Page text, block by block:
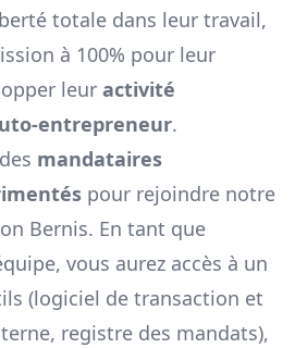
totale dans leur travail,
à 100% pour leur
leur activité
entrepreneur.
mandataires
pour rejoindre notre
Bernis. En tant que
vous aurez accès à un
(logiciel de transaction et
registre des mandats),